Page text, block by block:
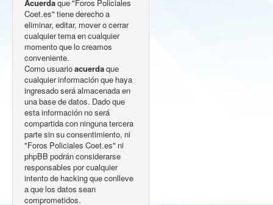
Acuerda que "Foros Policiales
Coet.es" tiene derecho a
eliminar, editar, mover o cerrar
cualquier tema en cualquier
momento que lo creamos
conveniente.
Como usuario acuerda que
cualquier información que haya
ingresado será almacenada en
una base de datos. Dado que
esta información no será
compartida con ninguna tercera
parte sin su consentimiento, ni
"Foros Policiales Coet.es" ni
phpBB podrán considerarse
responsables por cualquier
intento de hacking que conlleve
a que los datos sean
comprometidos.